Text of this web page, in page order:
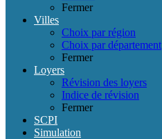
Fermer
Villes
Choix par région
Choix par département
Fermer
Loyers
Révision des loyers
Indice de révision
Fermer
SCPI
Simulation